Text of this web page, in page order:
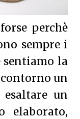
perchè
sempre i
la
un
un
elaborato,